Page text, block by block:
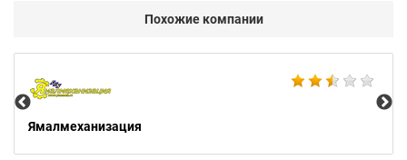
Похожие компании
Ямалмеханизация